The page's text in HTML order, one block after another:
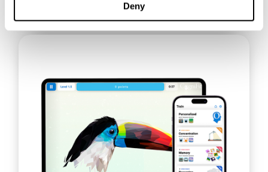
Deny